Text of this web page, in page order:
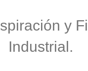
y
Industrial.